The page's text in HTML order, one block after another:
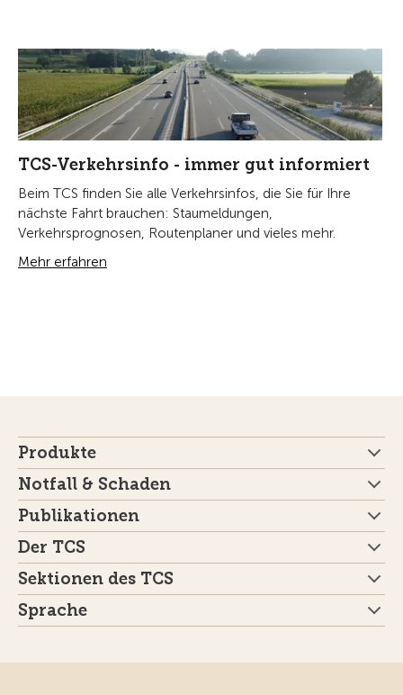
TCS-Verkehrsinfo - immer gut informiert
Beim TCS finden Sie alle Verkehrsinfos, die Sie für Ihre
nächste Fahrt brauchen: Staumeldungen,
Verkehrsprognosen, Routenplaner und vieles mehr.
Mehr erfahren
Produkte
Notfall & Schaden
Publikationen
Der TCS
Sektionen des TCS
Sprache